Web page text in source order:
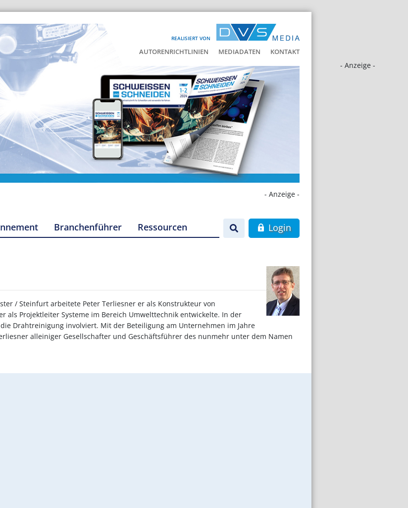
REALISIERT VON
AUTORENRICHTLINIEN MEDIADATEN KONTAKT
- Anzeige -
- Anzeige -
Branchenführer Ressourcen Login
/ Steinfurt arbeitete Peter Terliesner er als Konstrukteur von
als Projektleiter Systeme im Bereich Umwelttechnik entwickelte. In der
Drahtreinigung involviert. Mit der Beteiligung am Unternehmen im Jahre
alleiniger Gesellschafter und Geschäftsführer des nunmehr unter dem Namen